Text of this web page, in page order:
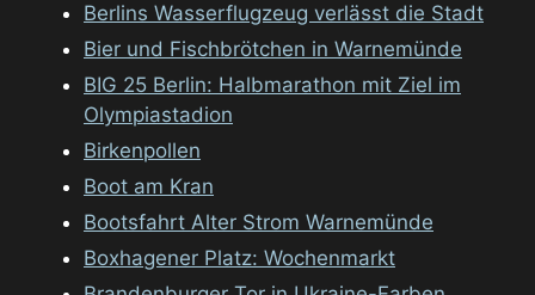
Berlins Wasserflugzeug verlässt die Stadt
Bier und Fischbrötchen in Warnemünde
BIG 25 Berlin: Halbmarathon mit Ziel im
Olympiastadion
Birkenpollen
Boot am Kran
Bootsfahrt Alter Strom Warnemünde
Boxhagener Platz: Wochenmarkt